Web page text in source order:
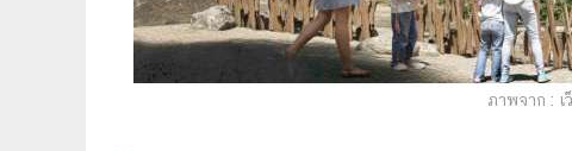
ภาพจาก : เ